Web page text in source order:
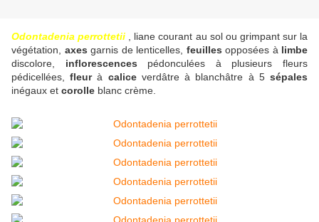
Odontadenia perrottetii , liane courant au sol ou grimpant sur la
végétation, axes garnis de lenticelles, feuilles opposées à limbe
discolore, inflorescences pédonculées à plusieurs fleurs
pédicellées,fleurà calice verdâtre à blanchâtre à 5sépales
inégaux et corolle blanc crème.